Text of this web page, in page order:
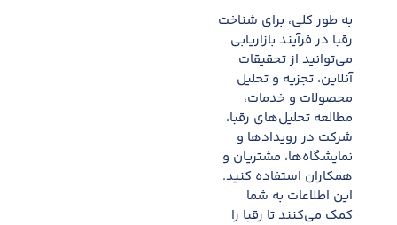
به طور کلی، برای شناخت
رقبا در فرآیند بازاریابی
می‌توانید از تحقیقات
آنلاین، تجزیه و تحلیل
محصولات و خدمات،
مطالعه تحلیل‌های رقبا،
شرکت در رویدادها و
نمایشگاه‌ها، مشتریان و
همکاران استفاده کنید.
این اطلاعات به شما
کمک می‌کنند تا رقبا را